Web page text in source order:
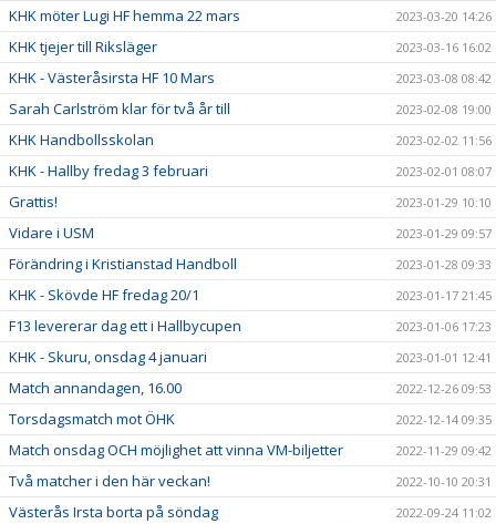
KHK möter Lugi HF hemma 22 mars 2023-03-20 14:26
KHK tjejer till Riksläger 2023-03-16 16:02
KHK - Västeråsirsta HF 10 Mars 2023-03-08 08:42
Sarah Carlström klar för två år till 2023-02-08 19:00
KHK Handbollsskolan 2023-02-02 11:56
KHK - Hallby fredag 3 februari 2023-02-01 08:07
Grattis! 2023-01-29 10:10
Vidare i USM 2023-01-29 09:57
Förändring i Kristianstad Handboll 2023-01-28 09:33
KHK - Skövde HF fredag 20/1 2023-01-17 21:45
F13 levererar dag ett i Hallbycupen 2023-01-06 17:23
KHK - Skuru, onsdag 4 januari 2023-01-01 12:41
Match annandagen, 16.00 2022-12-26 09:53
Torsdagsmatch mot ÖHK 2022-12-14 09:35
Match onsdag OCH möjlighet att vinna VM-biljetter 2022-11-29 09:42
Två matcher i den här veckan! 2022-10-10 20:31
Västerås Irsta borta på söndag 2022-09-24 11:02